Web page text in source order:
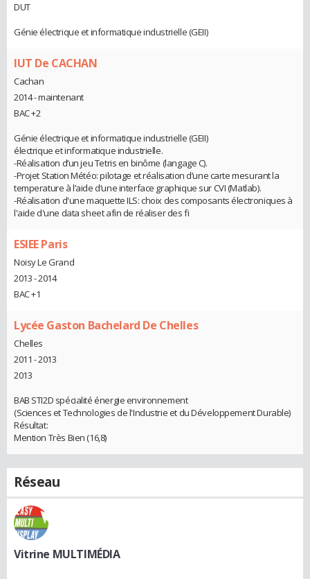
DUT
Génie électrique et informatique industrielle (GEII)
IUT De CACHAN
Cachan
2014 - maintenant
BAC +2
Génie électrique et informatique industrielle (GEII)
électrique et informatique industrielle.
-Réalisation d’un jeu Tetris en binôme (langage C).
-Projet Station Météo: pilotage et réalisation d’une carte mesurant la
temperature à l’aide d’une interface graphique sur CVI (Matlab).
-Réalisation d'une maquette ILS: choix des composants électroniques à
l'aide d'une data sheet afin de réaliser des fi
ESIEE Paris
Noisy Le Grand
2013 - 2014
BAC +1
Lycée Gaston Bachelard De Chelles
Chelles
2011 - 2013
2013
BAB STI2D spécialité énergie environnement
(Sciences et Technologies de l'Industrie et du Développement Durable)
Résultat:
Mention Très Bien (16,8)
Réseau
Vitrine MULTIMÉDIA